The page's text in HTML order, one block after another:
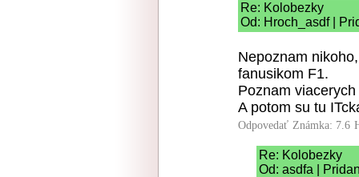
Re: Kolobezky
Od: Hroch_asdf |
Nepoznam
fanusikom F1.
Poznam
A potom su tu
Odpovedať Známka: 7.6
Re: Kolobezky
Od: asdfa |